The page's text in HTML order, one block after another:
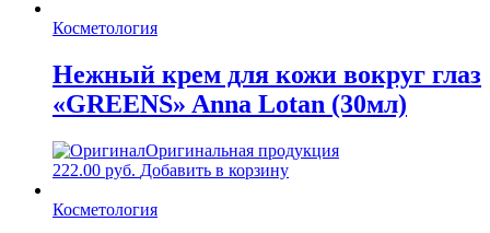
Косметология
Нежный крем для кожи вокруг глаз
«GREENS» Anna Lotan (30мл)
Оригинальная продукция
222.00 руб. Добавить в корзину
Косметология